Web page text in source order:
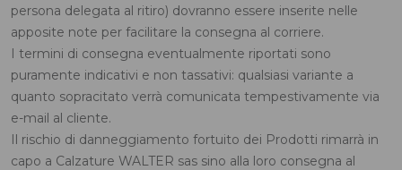
persona delegata al ritiro) dovranno essere inserite nelle
apposite note per facilitare la consegna al corriere.
I termini di consegna eventualmente riportati sono
puramente indicativi e non tassativi: qualsiasi variante a
quanto sopracitato verrà comunicata tempestivamente via
e-mail al cliente.
Il rischio di danneggiamento fortuito dei Prodotti rimarrà in
capo a Calzature WALTER sas sino alla loro consegna al